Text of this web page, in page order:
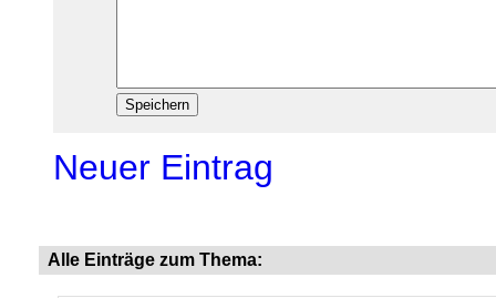
Neuer Eintrag
Alle Einträge zum Thema: